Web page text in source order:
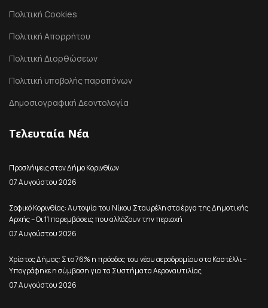
Πολιτική Cookies
Πολιτική Απορρήτου
Πολιτική Διορθώσεων
Πολιτική υποβολής παραπόνων
Δημοσιογραφική Δεοντολογία
Τελευταία Νέα
Προσλήψεις στον Δήμο Κορινθίων
07 Αυγούστου 2026
Σοφικό Κορινθίας: Αυτοψία του Νίκου Σταυρέλη στα έργα της Δημοτικής
Αρχής – Οι 11 παρεμβάσεις που αλλάζουν την περιοχή
07 Αυγούστου 2026
Χρίστος Δήμας: Στο 76% η πρόοδος του νέου αεροδρομίου στο Καστέλλι –
Υπογράφηκε η σύμβαση για τα Συστήματα Αεροναυτιλίας
07 Αυγούστου 2026